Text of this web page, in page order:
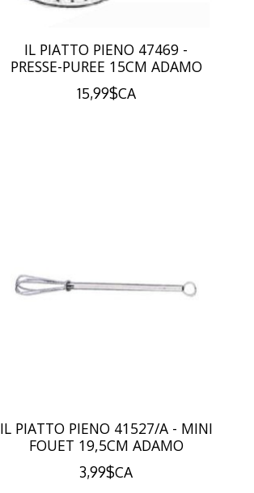
IL PIATTO PIENO 47469 -
PRESSE-PUREE 15CM ADAMO
15,99$CA
IL PIATTO PIENO 41527/A - MINI
FOUET 19,5CM ADAMO
3,99$CA